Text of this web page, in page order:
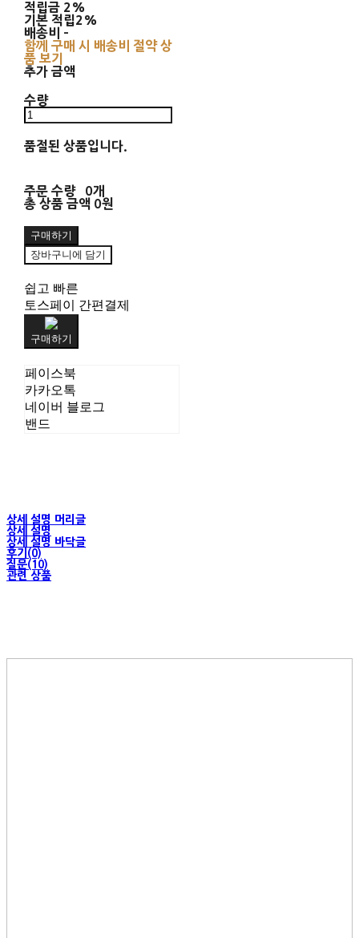
적립금 2%
기본 적립2%
배송비 -
함께 구매 시 배송비 절약 상
품 보기
추가 금액
수량
품절된 상품입니다.
주문 수량
0개
총 상품 금액 0원
구매하기
장바구니에 담기
쉽고 빠른
토스페이 간편결제
구매하기
페이스북
카카오톡
네이버 블로그
밴드
상세 설명 머리글
상세 설명
상세 설명 바닥글
후기(0)
질문(10)
관련 상품